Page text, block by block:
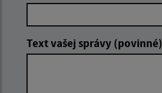
Text vašej správy (povinné)